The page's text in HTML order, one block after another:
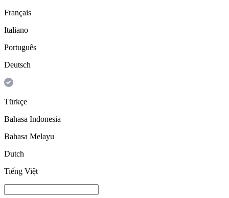
Français
Italiano
Português
Deutsch
Türkçe
Bahasa Indonesia
Bahasa Melayu
Dutch
Tiếng Việt